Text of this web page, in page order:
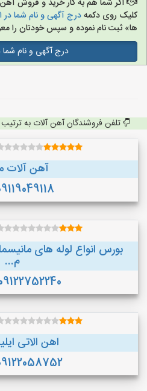
اگر شما هم به کار خرید و فروش
کلیک روی دکمهدرج آگهی و نام شما
ها» ثبت نام نموده و سپس خودتان را
درج آگهی و نام
تلفن فروشندگان آهن آلات به
آهن آلات
بورس انواع لوله های
م...
اهن الاتی